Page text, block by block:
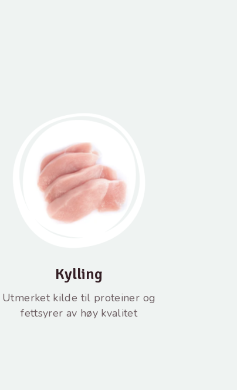
Kylling
Utmerket kilde til proteiner og
fettsyrer av høy kvalitet